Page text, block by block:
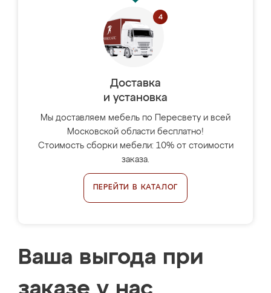
Доставка
и установка
Мы доставляем мебель по Пересвету и всей
Московской области бесплатно!
Стоимость сборки мебели: 10% от стоимости
заказа.
ПЕРЕЙТИ В КАТАЛОГ
Ваша выгода при